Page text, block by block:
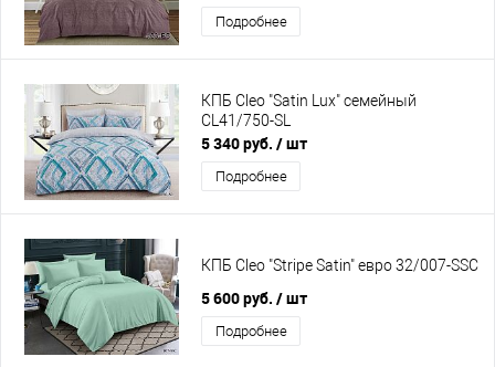
Подробнее
КПБ Cleo "Satin Lux" семейный
CL41/750-SL
5 340 руб. / шт
Подробнее
КПБ Cleo "Stripe Satin" евро 32/007-SSC
5 600 руб. / шт
Подробнее